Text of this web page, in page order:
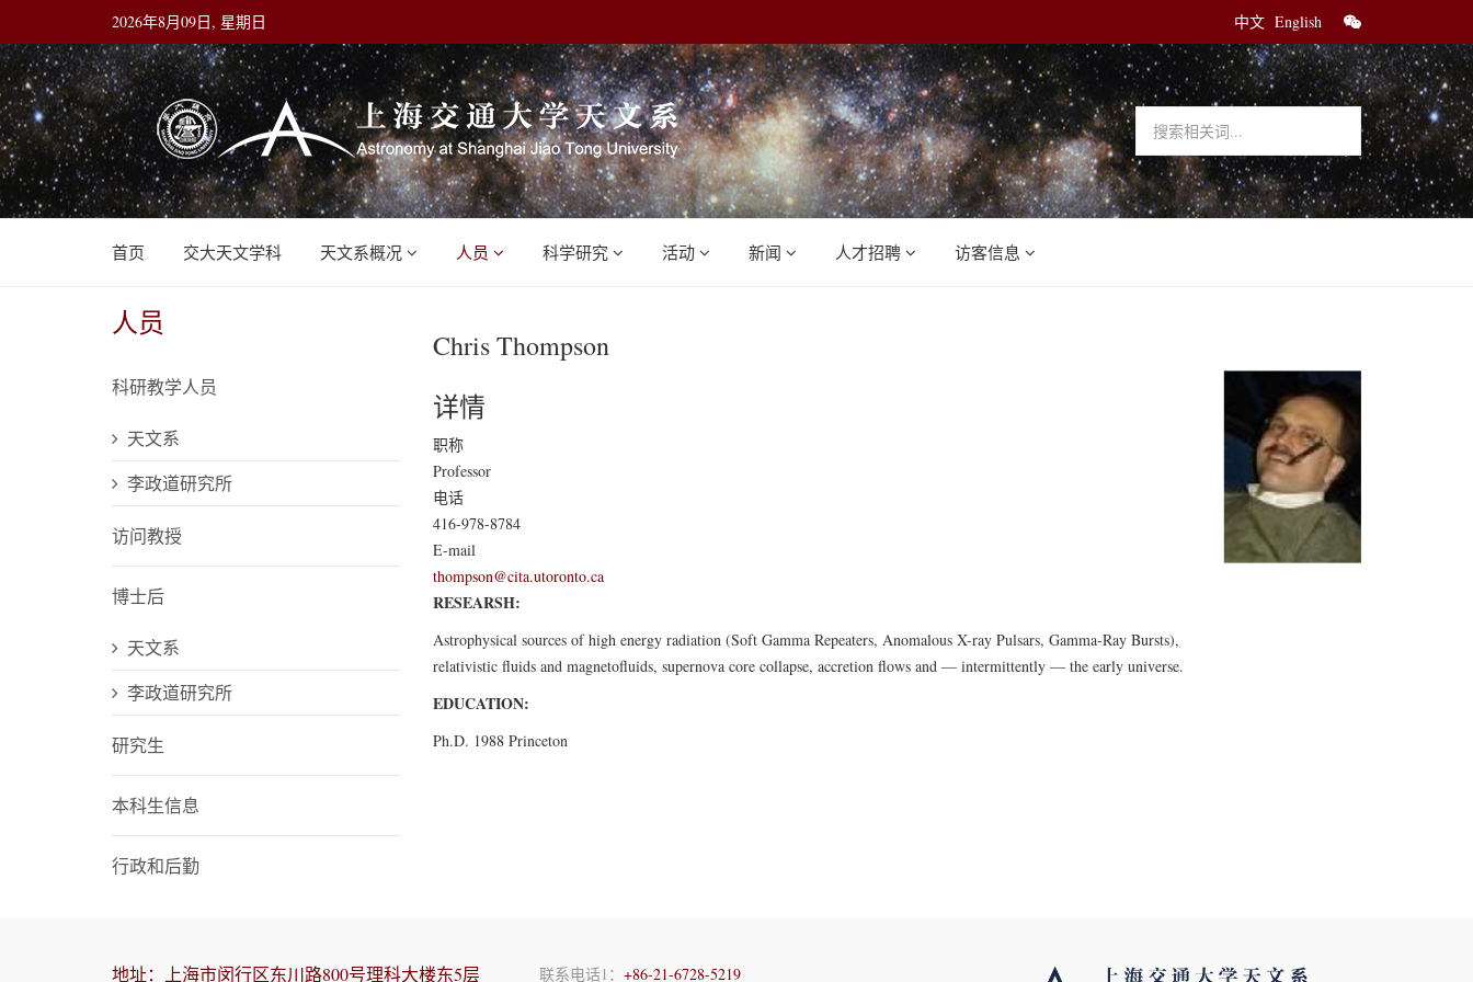
2026年8月09日, 星期日 中文 English
首页 交大天文学科 天文系概况 人员 科学研究 活动 新闻 人才招聘 访客信息
人员
科研教学人员
天文系
李政道研究所
访问教授
博士后
天文系
李政道研究所
研究生
本科生信息
行政和后勤
Chris Thompson
详情
职称
Professor
电话
416-978-8784
E-mail
thompson@cita.utoronto.ca
RESEARSH:
Astrophysical sources of high energy radiation (Soft Gamma Repeaters, Anomalous X-ray Pulsars, Gamma-Ray Bursts),
relativistic fluids and magnetofluids, supernova core collapse, accretion flows and — intermittently — the early universe.
EDUCATION:
Ph.D. 1988 Princeton
地址：上海市闵行区东川路800号理科大楼东5层 联系电话1： +86-21-6728-5219